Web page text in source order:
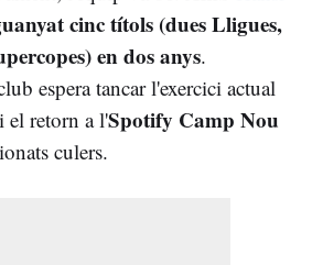
cinc títols (dues Lligues,
en dos anys.
espera tancar l'exercici actual
el retorn a l'Spotify Camp Nou
culers.